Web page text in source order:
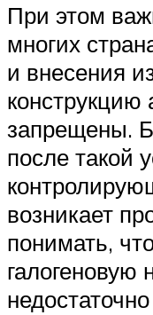
При этом
многих
и внесения
конструкцию
запрещены.
после такой
возникает
понимать,
галогеновую
недостаточно